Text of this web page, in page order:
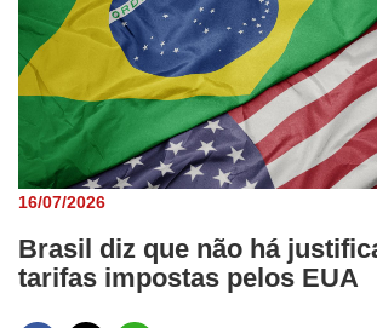
16/07/2026
Brasil diz que não há
tarifas impostas pelos EUA